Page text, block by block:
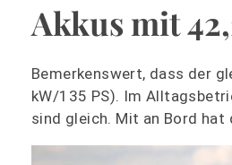
Akkus mit
Bemerkenswert, dass der
kW/135 PS). Im
sind gleich. Mit an Bord hat